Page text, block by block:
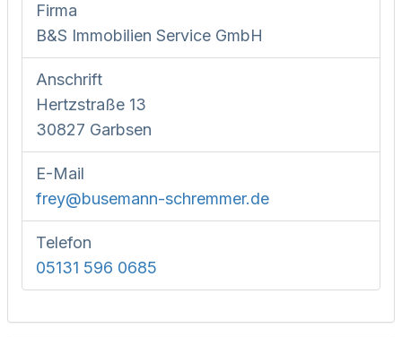
Firma
B&S Immobilien Service GmbH
Anschrift
Hertzstraße 13
30827 Garbsen
E-Mail
frey@busemann-schremmer.de
Telefon
05131 596 0685